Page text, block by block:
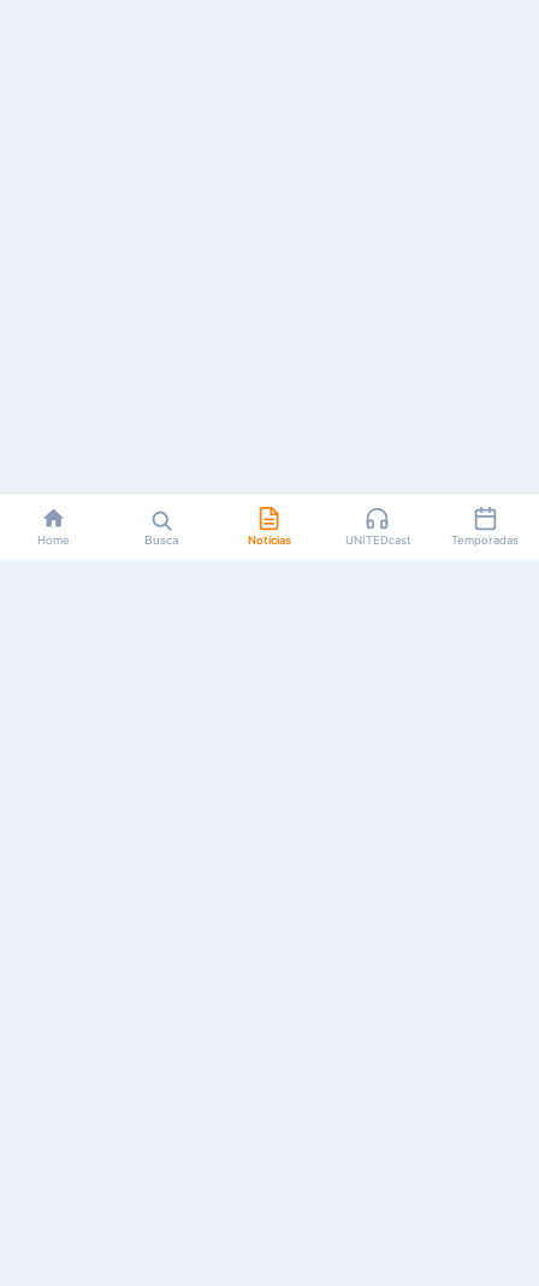
Home Busca Notícias UNITEDcast Temporadas